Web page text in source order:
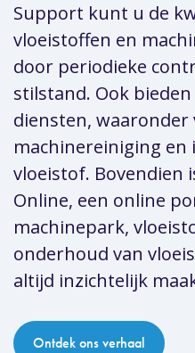
Support kunt u de
vloeistoffen en
door periodieke
stilstand. Ook
diensten,
machinereiniging en
vloeistof. Bovendien
Online, een online
machinepark,
onderhoud van
altijd inzichtelijk
Ontdek ons verhaal